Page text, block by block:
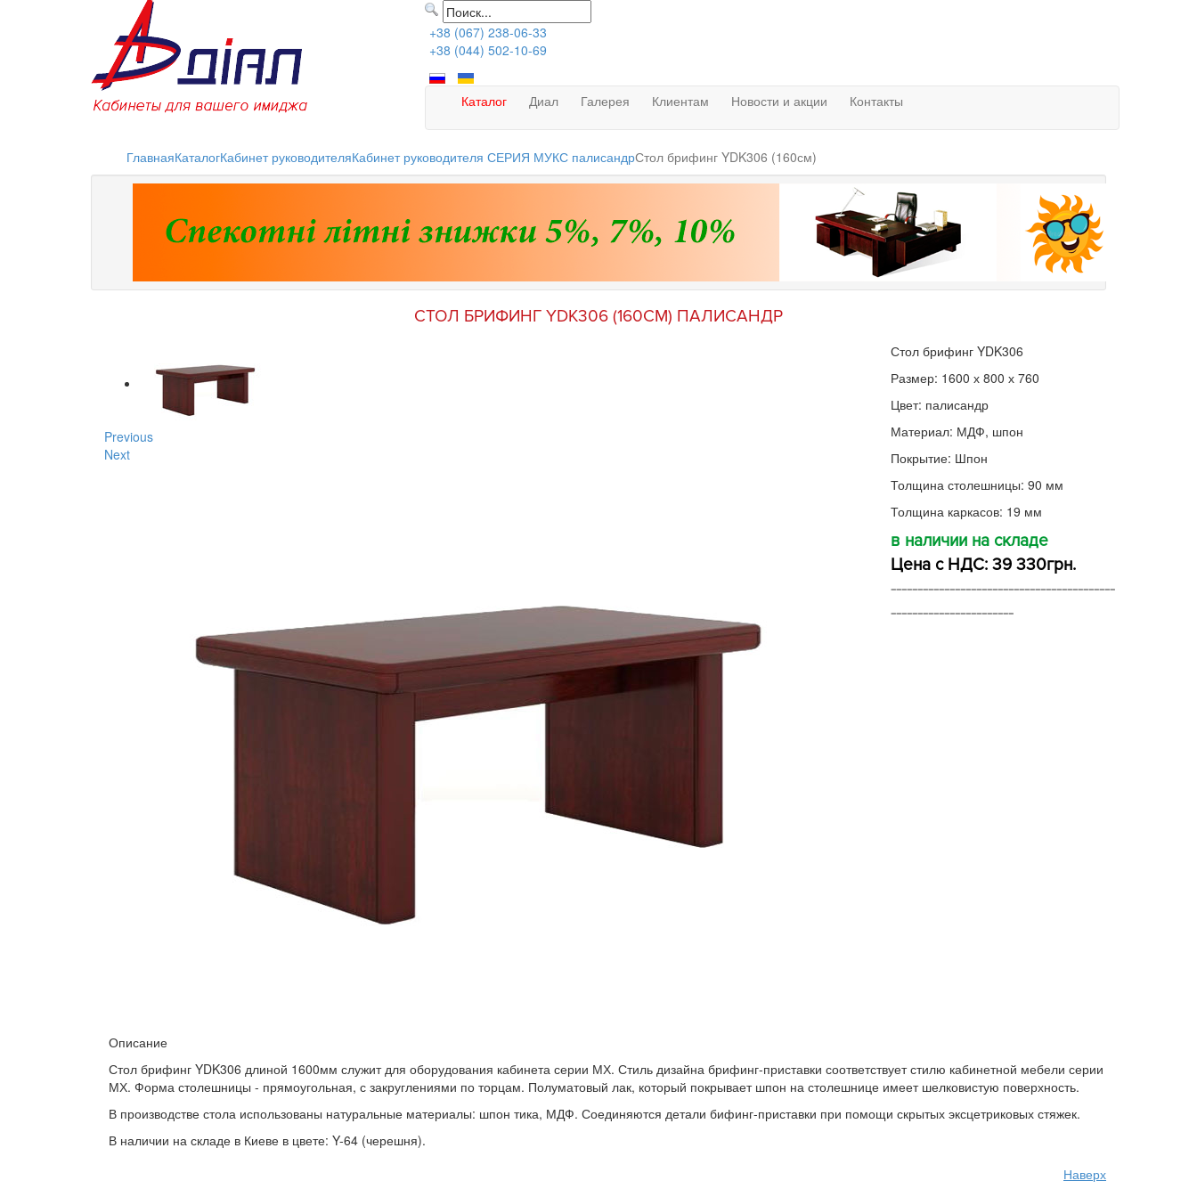
+38 (067) 238-06-33
+38 (044) 502-10-69
Каталог Диал Галерея Клиентам Новости и акции Контакты
ГлавнаяКаталогКабинет руководителяКабинет руководителя СЕРИЯ МУКС палисандрСтол брифинг YDK306 (160см)
СТОЛ БРИФИНГ YDK306 (160СМ) ПАЛИСАНДР
Previous
Next
Стол брифинг YDK306
Размер: 1600 х 800 х 760
Цвет: палисандр
Материал: МДФ, шпон
Покрытие: Шпон
Толщина столешницы: 90 мм
Толщина каркасов: 19 мм
в наличии на складе
Цена с НДС: 39 330грн.
------------------------------------------
-----------------------
Описание
Стол брифинг YDK306 длиной 1600мм служит для оборудования кабинета серии МХ. Стиль дизайна брифинг-приставки соответствует стилю кабинетной мебели серии
МХ. Форма столешницы - прямоугольная, с закруглениями по торцам. Полуматовый лак, который покрывает шпон на столешнице имеет шелковистую поверхность.
В производстве стола использованы натуральные материалы: шпон тика, МДФ. Соединяются детали бифинг-приставки при помощи скрытых эксцетриковых стяжек.
В наличии на складе в Киеве в цвете: Y-64 (черешня).
Наверх